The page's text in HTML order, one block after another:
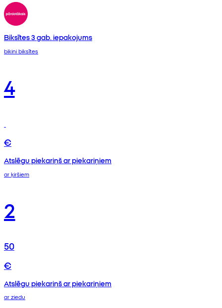
Biksītes 3 gab. iepakojums
bikini biksītes
4
€
Atslēgu piekariņš ar piekariņiem
ar ķiršiem
2
50
€
Atslēgu piekariņš ar piekariņiem
ar ziedu